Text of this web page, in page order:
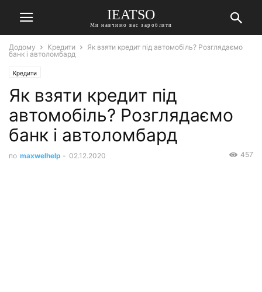
IEATSO
Ми навчимо вас заробляти
Додому Кредити
Як взяти кредит під автомобіль? Розглядаємо
банк і автоломбард
Кредити
Як взяти кредит під
автомобіль? Розглядаємо
банк і автоломбард
по maxwelhelp - 02.12.2020 457